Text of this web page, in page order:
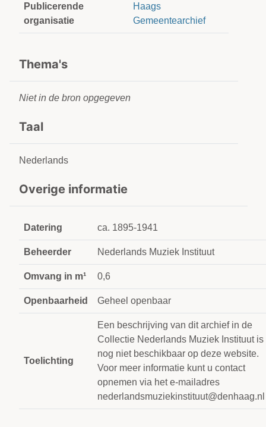
Publicerende
organisatie
Haags
Gemeentearchief
Thema's
Niet in de bron opgegeven
Taal
Nederlands
Overige informatie
Datering ca. 1895-1941
Beheerder Nederlands Muziek Instituut
Omvang in m¹ 0,6
Openbaarheid Geheel openbaar
Toelichting
Een beschrijving van dit archief in de
Collectie Nederlands Muziek Instituut is
nog niet beschikbaar op deze website.
Voor meer informatie kunt u contact
opnemen via het e-mailadres
nederlandsmuziekinstituut@denhaag.nl